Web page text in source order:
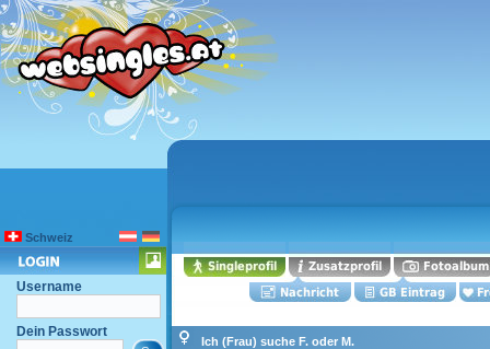
Schweiz
Username
Dein Passwort
Ich (Frau) suche F. oder M.